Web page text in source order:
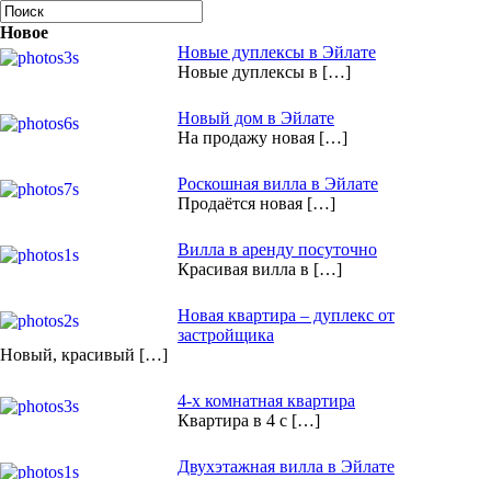
Новое
Новые дуплексы в Эйлате
Новые дуплексы в […]
Новый дом в Эйлате
На продажу новая […]
Роскошная вилла в Эйлате
Продаётся новая […]
Вилла в аренду посуточно
Красивая вилла в […]
Новая квартира – дуплекс от
застройщика
Новый, красивый […]
4-х комнатная квартира
Квартира в 4 с […]
Двухэтажная вилла в Эйлате